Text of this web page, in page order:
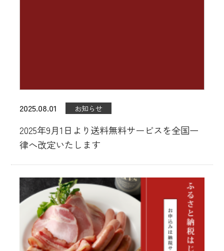
お知らせ
会員登録
お問い合わせ
2025.08.01 お知らせ
2025年9月1日より送料無料サービスを全国一
律へ改定いたします